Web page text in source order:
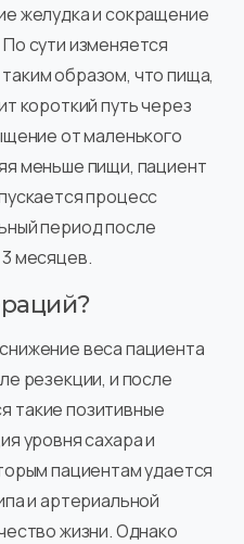
желудка и сокращение
сути изменяется
образом, что пища,
короткий путь через
от маленького
меньше пищи, пациент
процесс
период после
месяцев.
веса пациента
резекции, и после
такие позитивные
уровня сахара и
пациентам удается
и артериальной
жизни. Однако